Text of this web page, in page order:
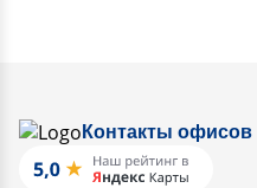
Контакты